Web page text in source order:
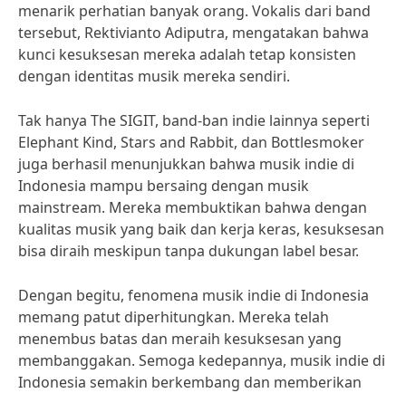
menarik perhatian banyak orang. Vokalis dari band
tersebut, Rektivianto Adiputra, mengatakan bahwa
kunci kesuksesan mereka adalah tetap konsisten
dengan identitas musik mereka sendiri.
Tak hanya The SIGIT, band-ban indie lainnya seperti
Elephant Kind, Stars and Rabbit, dan Bottlesmoker
juga berhasil menunjukkan bahwa musik indie di
Indonesia mampu bersaing dengan musik
mainstream. Mereka membuktikan bahwa dengan
kualitas musik yang baik dan kerja keras, kesuksesan
bisa diraih meskipun tanpa dukungan label besar.
Dengan begitu, fenomena musik indie di Indonesia
memang patut diperhitungkan. Mereka telah
menembus batas dan meraih kesuksesan yang
membanggakan. Semoga kedepannya, musik indie di
Indonesia semakin berkembang dan memberikan